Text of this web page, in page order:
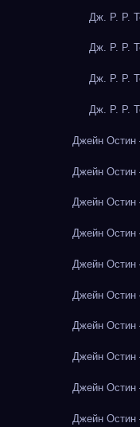
Дж. Р. Р.
Дж. Р. Р.
Дж. Р. Р.
Дж. Р. Р.
Джейн Остин
Джейн Остин
Джейн Остин
Джейн Остин
Джейн Остин
Джейн Остин
Джейн Остин
Джейн Остин
Джейн Остин
Джейн Остин